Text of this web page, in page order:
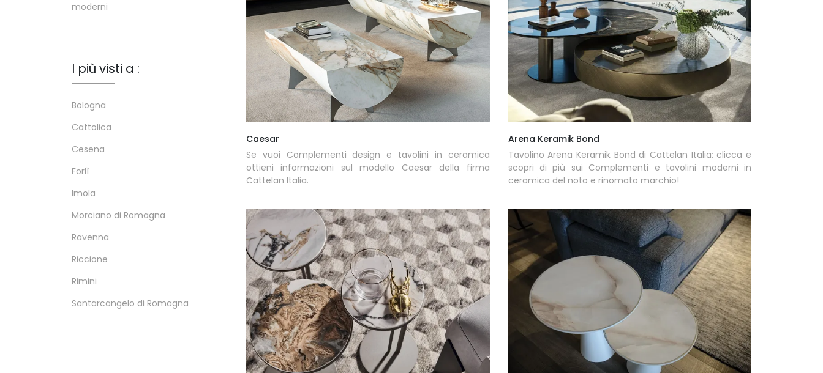
Caesar
Se vuoi Complementi design e tavolini in ceramica
ottieni informazioni sul modello Caesar della firma
Cattelan Italia.
Arena Keramik Bond
Tavolino Arena Keramik Bond di Cattelan Italia: clicca e
scopri di più sui Complementi e tavolini moderni in
ceramica del noto e rinomato marchio!
moderni
I più visti a :
Bologna
Cattolica
Cesena
Forlì
Imola
Morciano di Romagna
Ravenna
Riccione
Rimini
Santarcangelo di Romagna